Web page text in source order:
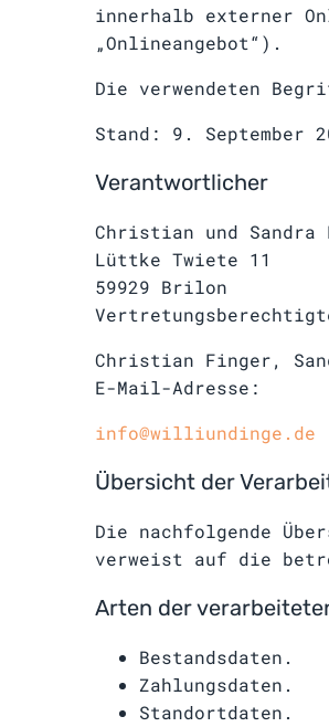
innerhalb externer
„Onlineangebot“).
Die verwendeten
Stand: 9. September
Verantwortlicher
Christian und Sandra
Lüttke Twiete 11
59929 Brilon
Christian Finger,
E-Mail-Adresse:
info@williundinge.de
Übersicht der
Die nachfolgende
verweist auf die
Arten der
Bestandsdaten.
Zahlungsdaten.
Standortdaten.